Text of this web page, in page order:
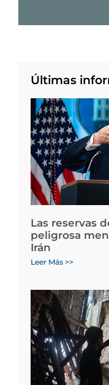
Últimas
Las reservas
peligrosa
Irán
Leer Más >>